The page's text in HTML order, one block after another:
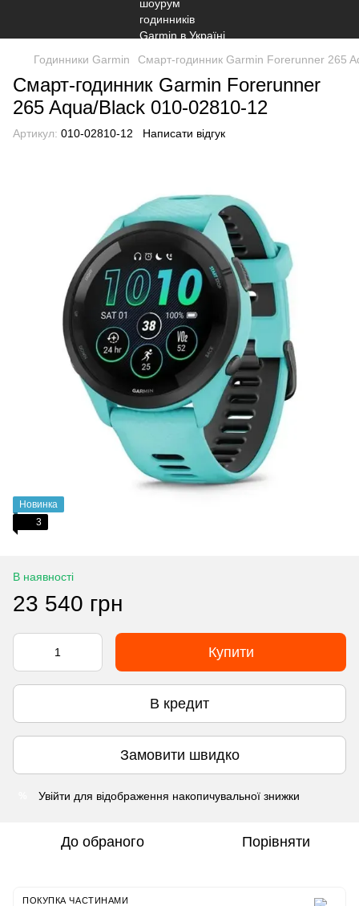
Годинники Garmin Смарт-годинник Garmin Forerunner 265
Смарт-годинник Garmin Forerunner
265 Aqua/Black 010-02810-12
Артикул: 010-02810-12 Написати відгук
Новинка
3
В наявності
23 540 грн
Купити
В кредит
Замовити швидко
Увійти для відображення накопичувальної знижки
До обраного Порівняти
ПОКУПКА ЧАСТИНАМИ